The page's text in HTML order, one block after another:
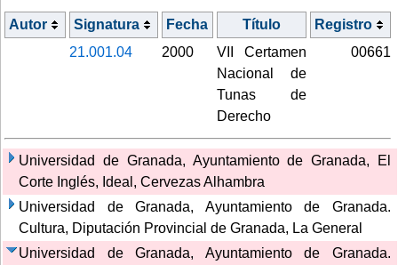
Autor Signatura Fecha Título
Registro
21.001.04
2000
VII Certamen
Nacional de
Tunas de
Derecho
00661
Universidad de Granada, Ayuntamiento de Granada, El
Corte Inglés, Ideal, Cervezas Alhambra
Universidad de Granada, Ayuntamiento de Granada.
Cultura, Diputación Provincial de Granada, La General
Universidad de Granada, Ayuntamiento de Granada.